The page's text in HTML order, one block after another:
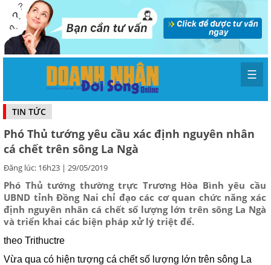
☰
TIN TỨC
Phó Thủ tướng yêu cầu xác định nguyên nhân
cá chết trên sông La Ngà
Đăng lúc: 16h23 | 29/05/2019
Phó Thủ tướng thường trực Trương Hòa Bình yêu cầu
UBND tỉnh Đồng Nai chỉ đạo các cơ quan chức năng xác
định nguyên nhân cá chết số lượng lớn trên sông La Ngà
và triển khai các biện pháp xử lý triệt để.
theo Trithuctre
Vừa qua có hiện tượng cá chết số lượng lớn trên sông La